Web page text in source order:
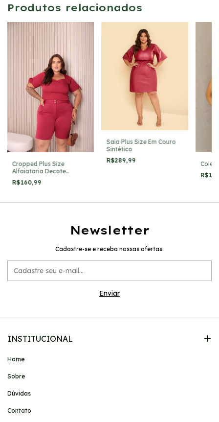
Produtos relacionados
Cropped Plus Size
Alfaiataria Decote
Coração
R$160,99
Saia Plus Size Em Couro
Sintético
R$289,99
Newsletter
Cadastre-se e receba nossas ofertas.
INSTITUCIONAL
Home
Sobre
Dúvidas
Contato